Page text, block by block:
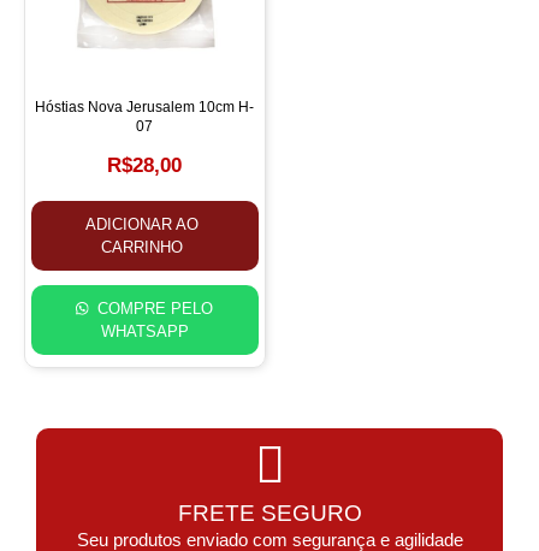
Hóstias Nova Jerusalem 10cm H-
07
R$28,00
ADICIONAR AO
CARRINHO
COMPRE PELO
WHATSAPP
FRETE SEGURO
Seu produtos enviado com segurança e agilidade